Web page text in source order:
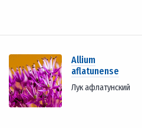
Allium
aflatunense
Лук афлатунский